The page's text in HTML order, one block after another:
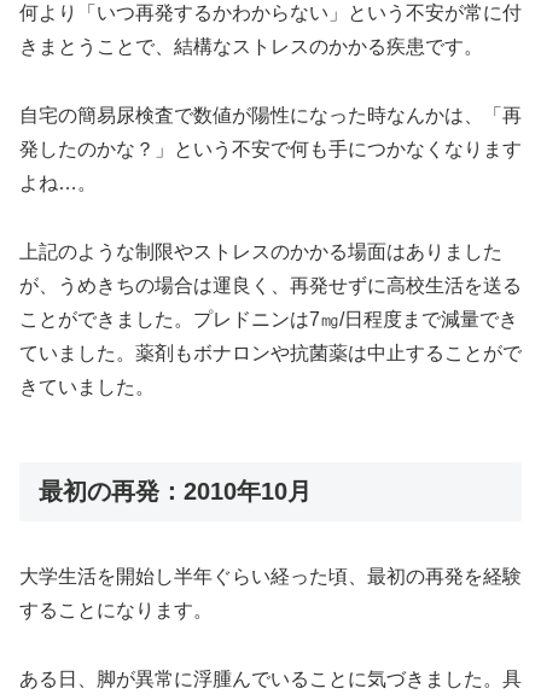
何より「いつ再発するかわからない」という不安が常に付
きまとうことで、結構なストレスのかかる疾患です。
自宅の簡易尿検査で数値が陽性になった時なんかは、「再
発したのかな？」という不安で何も手につかなくなります
よね…。
上記のような制限やストレスのかかる場面はありました
が、うめきちの場合は運良く、再発せずに高校生活を送る
ことができました。プレドニンは7㎎/日程度まで減量でき
ていました。薬剤もボナロンや抗菌薬は中止することがで
きていました。
最初の再発：2010年10月
大学生活を開始し半年ぐらい経った頃、最初の再発を経験
することになります。
ある日、脚が異常に浮腫んでいることに気づきました。具